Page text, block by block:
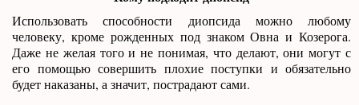
Использовать способности диопсида можно любому
человеку, кроме рожденных под знаком Овна и Козерога.
Даже не желая того и не понимая, что делают, они могут с
его помощью совершить плохие поступки и обязательно
будет наказаны, а значит, пострадают сами.